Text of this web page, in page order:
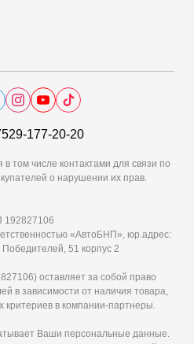
177-20-20
том числе контактами для связи по
о нарушении их прав.
192827106
«АвтоБНП», юр.адрес:
51 корпус 2
оставляет за собой право
в зависимости от наличия товара,
критериев в компании-партнеры.
Ваши персональные данные.